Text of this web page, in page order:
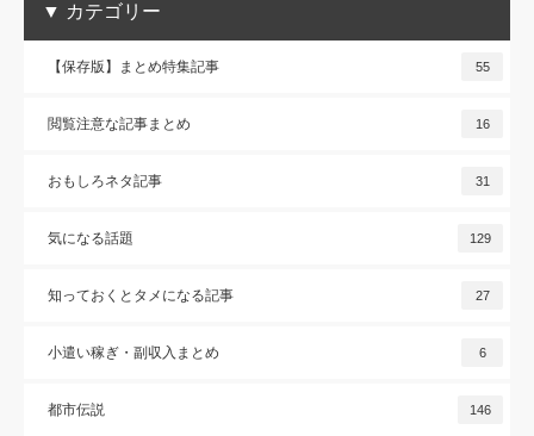
▼ カテゴリー
【保存版】まとめ特集記事 55
閲覧注意な記事まとめ 16
おもしろネタ記事 31
気になる話題 129
知っておくとタメになる記事 27
小遣い稼ぎ・副収入まとめ 6
都市伝説 146